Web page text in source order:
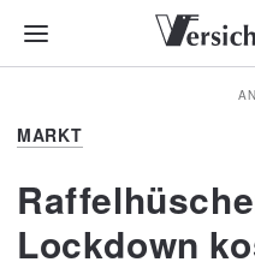
MARKT
Lockdown